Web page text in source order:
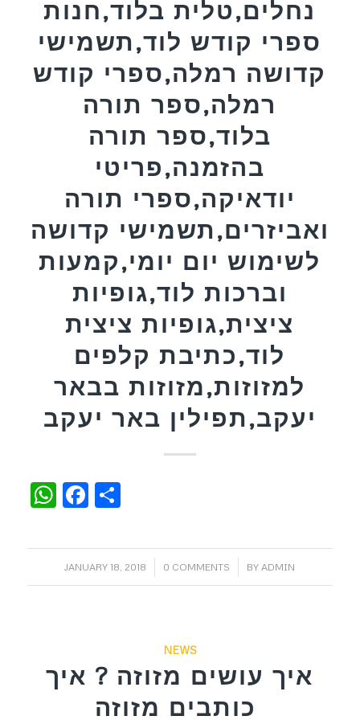
נחלים,טלית בלוד,חנות
ספרי קודש לוד,תשמישי
קדושה רמלה,ספרי קודש
רמלה,ספר תורה
בלוד,ספר תורה
בהזמנה,פריטי
יודאיקה,ספרי תורה
ואביזרים,תשמישי קדושה
לשימוש יום יומי,קמעות
וברכות לוד,גופיות
ציצית,גופיות ציצית
לוד,כתיבת קלפים
למזוזות,מזוזות בבאר
יעקב,תפילין באר יעקב
WhatsApp
Facebook
Share
JANUARY 18, 2018
/ 0 COMMENTS
/ BY ADMIN
NEWS
איך עושים מזוזה ? איך